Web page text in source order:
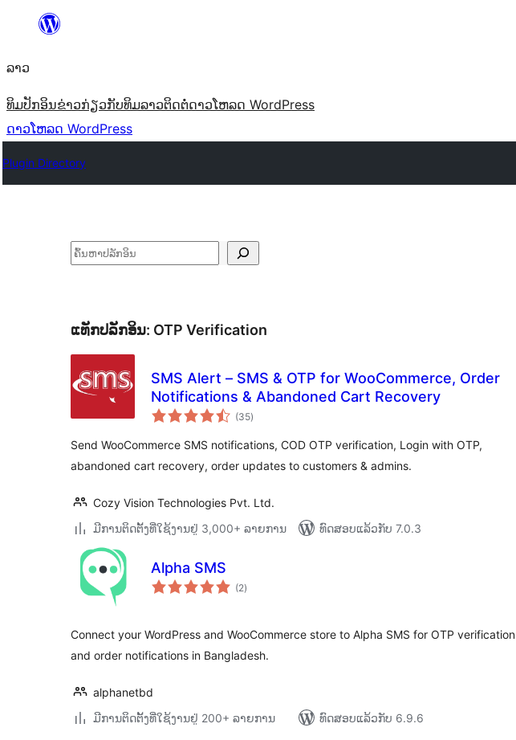
ທີ່
ເນື້ອຫາ
ລາວ
ທິມປັກອິນຂ່າວກ່ຽວກັບທິມລາວຕິດຕໍ່ດາວໂຫລດ WordPress
ດາວໂຫລດ WordPress
Plugin Directory
ຄົ້ນຫາ
ແທັກປລັກອິນ: OTP Verification
SMS Alert – SMS & OTP for WooCommerce, Order
Notifications & Abandoned Cart Recovery
(35ຄະແນນ
ທັງໝົດ
)
Send WooCommerce SMS notifications, COD OTP verification, Login with OTP,
abandoned cart recovery, order updates to customers & admins.
Cozy Vision Technologies Pvt. Ltd.
ມີການຕິດຕັ້ງທີ່ໃຊ້ງານຢູ່ 3,000+ ລາຍການ
ທົດສອບແລ້ວກັບ 7.0.3
Alpha SMS
(2ຄະແນນ
ທັງໝົດ
)
Connect your WordPress and WooCommerce store to Alpha SMS for OTP verification
and order notifications in Bangladesh.
alphanetbd
ມີການຕິດຕັ້ງທີ່ໃຊ້ງານຢູ່ 200+ ລາຍການ
ທົດສອບແລ້ວກັບ 6.9.6